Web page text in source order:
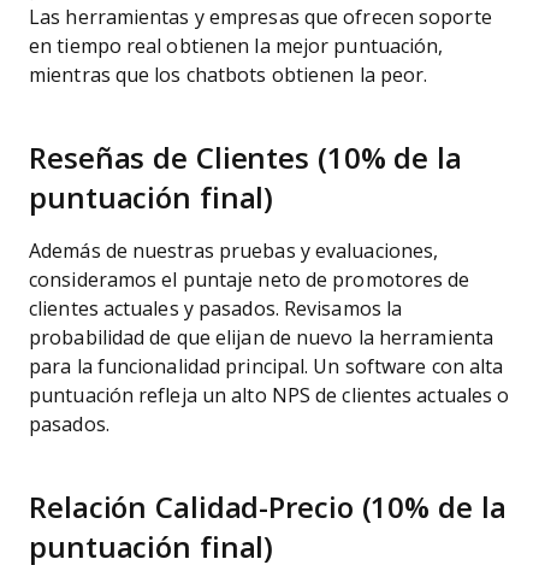
Las herramientas y empresas que ofrecen soporte
en tiempo real obtienen la mejor puntuación,
mientras que los chatbots obtienen la peor.
Reseñas de Clientes (10% de la
puntuación final)
Además de nuestras pruebas y evaluaciones,
consideramos el puntaje neto de promotores de
clientes actuales y pasados. Revisamos la
probabilidad de que elijan de nuevo la herramienta
para la funcionalidad principal. Un software con alta
puntuación refleja un alto NPS de clientes actuales o
pasados.
Relación Calidad-Precio (10% de la
puntuación final)